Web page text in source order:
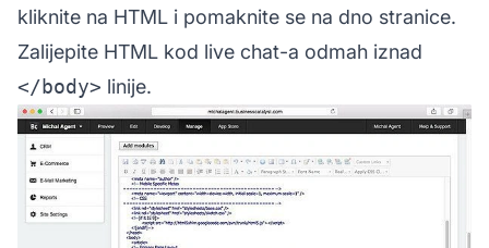
kliknite na HTML i pomaknite se na dno stranice.
Zalijepite HTML kod live chat-a odmah iznad
</body> linije.